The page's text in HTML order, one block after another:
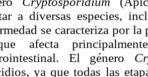
a diversas especies,
se caracteriza por
afecta
El género
ya que todas las